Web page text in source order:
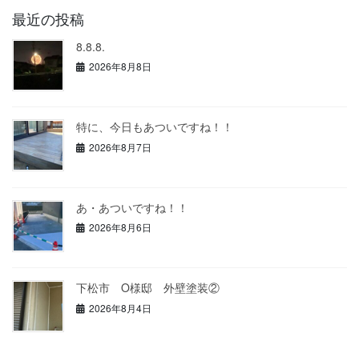
の
ペ
ー
ジ
り
最近の投稿
8.8.8.
2026年8月8日
特に、今日もあついですね！！
2026年8月7日
あ・あついですね！！
2026年8月6日
下松市 O様邸 外壁塗装②
2026年8月4日